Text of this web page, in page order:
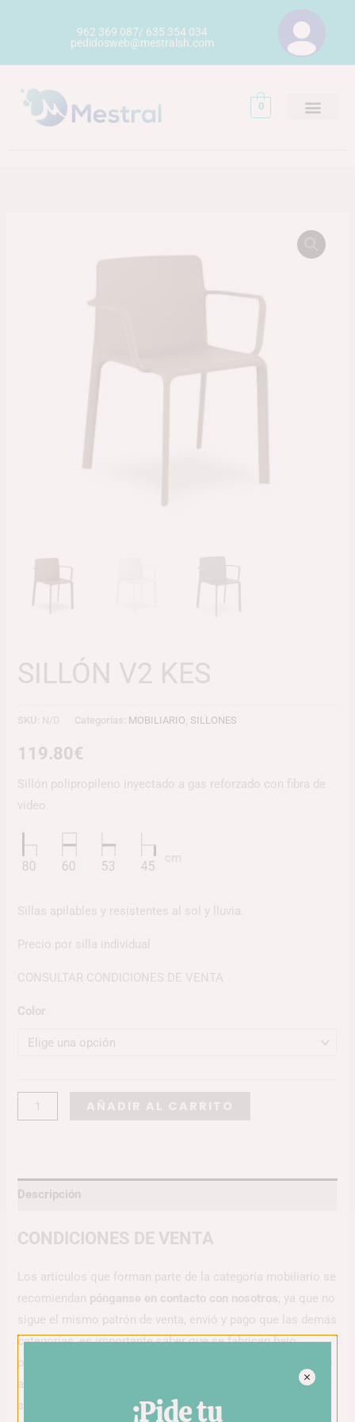
962 369 087/ 635 354 034
pedidosweb@mestralsh.com
0
SILLÓN V2 KES
SKU: N/D Categorías: MOBILIARIO SILLONES
119.80€
Sillón polipropileno inyectado a gas reforzado con fibra de
video.
cm
Sillas apilables y resistentes al sol y lluvia.
Precio por silla individual
CONSULTAR CONDICIONES DE VENTA
Color
Descripción
CONDICIONES DE VENTA
Los artículos que forman parte de la categoría mobiliario se
recomiendan pónganse en contacto con nosotros, ya que no
sigue el mismo patrón de venta, envió y pago que las demás
categorías, es importante saber que se fabrican bajo
pedido. Todos los artículos ofrecen variedad en fabricado o
acabado con respecto a materiales, por ello para conseguir
su mobiliario perfecto recomendamos contacten con
¡Pide tu